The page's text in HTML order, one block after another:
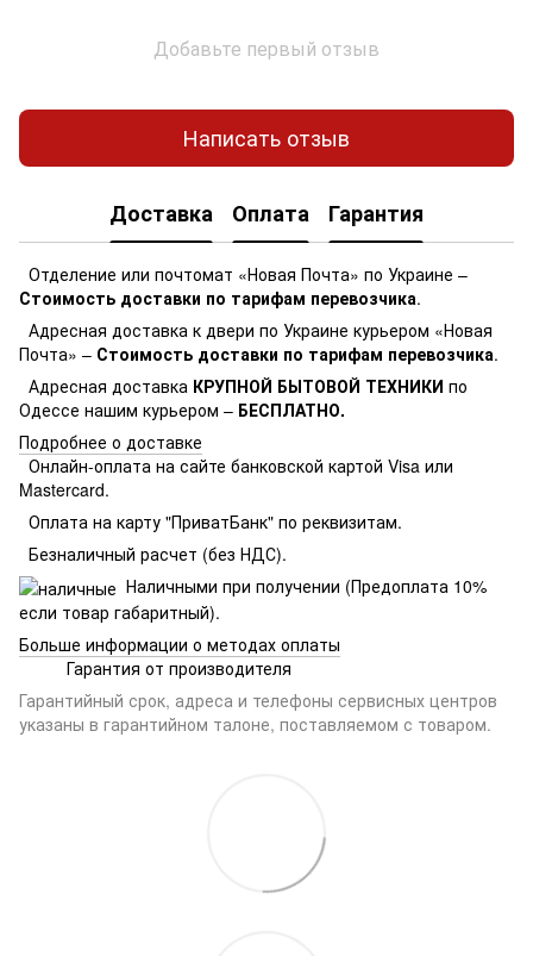
Добавьте первый отзыв
Написать отзыв
Доставка Оплата Гарантия
Отделение или почтомат «Новая Почта» по Украине –
Стоимость доставки по тарифам перевозчика.
Адресная доставка к двери по Украине курьером «Новая
Почта» – Стоимость доставки по тарифам перевозчика.
Адресная доставка КРУПНОЙ БЫТОВОЙ ТЕХНИКИ по
Одессе нашим курьером – БЕСПЛАТНО.
Подробнее о доставке
Онлайн-оплата на сайте банковской картой Visa или
Mastercard.
Оплата на карту "ПриватБанк" по реквизитам.
Безналичный расчет (без НДС).
Наличными при получении (Предоплата 10%
если товар габаритный).
Больше информации о методах оплаты
Гарантия от производителя
Гарантийный срок, адреса и телефоны сервисных центров
указаны в гарантийном талоне, поставляемом с товаром.